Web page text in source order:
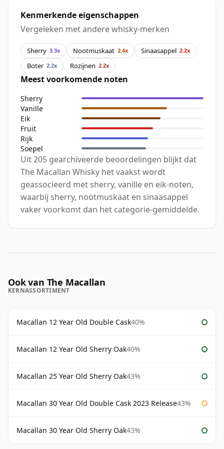
Kenmerkende eigenschappen
Vergeleken met andere whisky-merken
Sherry 3.3x Nootmuskaat 2.4x Sinaasappel 2.2x
Boter 2.2x Rozijnen 2.2x
Meest voorkomende noten
Sherry
Vanille
Eik
Fruit
Rijk
Soepel
Uit 205 gearchiveerde beoordelingen blijkt dat
The Macallan Whisky het vaakst wordt
geassocieerd met sherry, vanille en eik-noten,
waarbij sherry, nootmuskaat en sinaasappel
vaker voorkomt dan het categorie-gemiddelde.
Ook van The Macallan
KERNASSORTIMENT
Macallan 12 Year Old Double Cask40%
Macallan 12 Year Old Sherry Oak40%
Macallan 25 Year Old Sherry Oak43%
Macallan 30 Year Old Double Cask 2023 Release43%
Macallan 30 Year Old Sherry Oak43%